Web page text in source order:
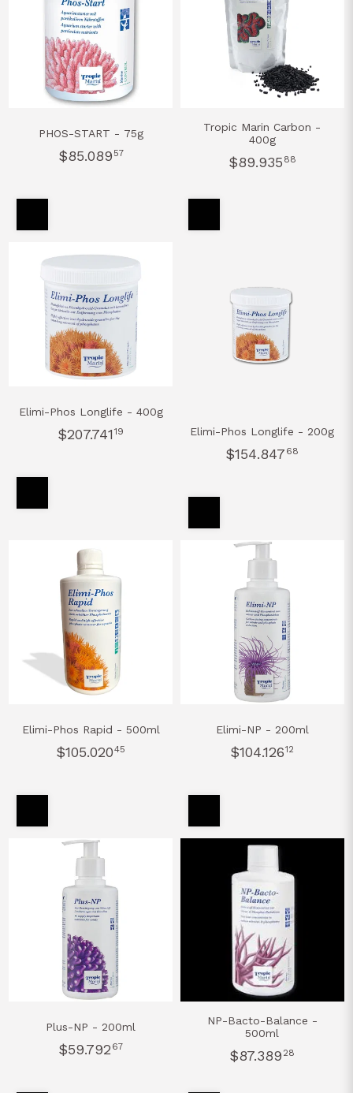
PHOS-START - 75g
$85.089 57
Tropic Marin Carbon -
400g
$89.935 88
Elimi-Phos Longlife - 400g
$207.741 19 Elimi-Phos Longlife - 200g
$154.847 68
Elimi-Phos Rapid - 500ml
$105.02045
Elimi-NP - 200ml
$104.12612
Plus-NP - 200ml
$59.792 67
NP-Bacto-Balance -
500ml
$87.389 28